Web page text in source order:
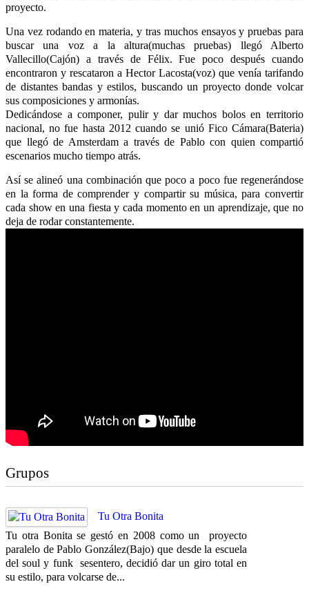
proyecto.
Una vez rodando en materia, y tras muchos ensayos y pruebas para
buscar una voz a la altura(muchas pruebas) llegó Alberto
Vallecillo(Cajón) a través de Félix. Fue poco después cuando
encontraron y rescataron a Hector Lacosta(voz) que venía tarifando
de distantes bandas y estilos, buscando un proyecto donde volcar
sus composiciones y armonías.
Dedicándose a componer, pulir y dar muchos bolos en territorio
nacional, no fue hasta 2012 cuando se unió Fico Cámara(Bateria)
que llegó de Amsterdam a través de Pablo con quien compartió
escenarios mucho tiempo atrás.
Así se alineó una combinación que poco a poco fue regenerándose
en la forma de comprender y compartir su música, para convertir
cada show en una fiesta y cada momento en un aprendizaje, que no
deja de rodar constantemente.
Grupos
Tu Otra Bonita
Tu otra Bonita se gestó en 2008 como un proyecto
paralelo de Pablo González(Bajo) que desde la escuela
del soul y funk sesentero, decidió dar un giro total en
su estilo, para volcarse de...